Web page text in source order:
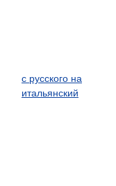
с русского на
итальянский